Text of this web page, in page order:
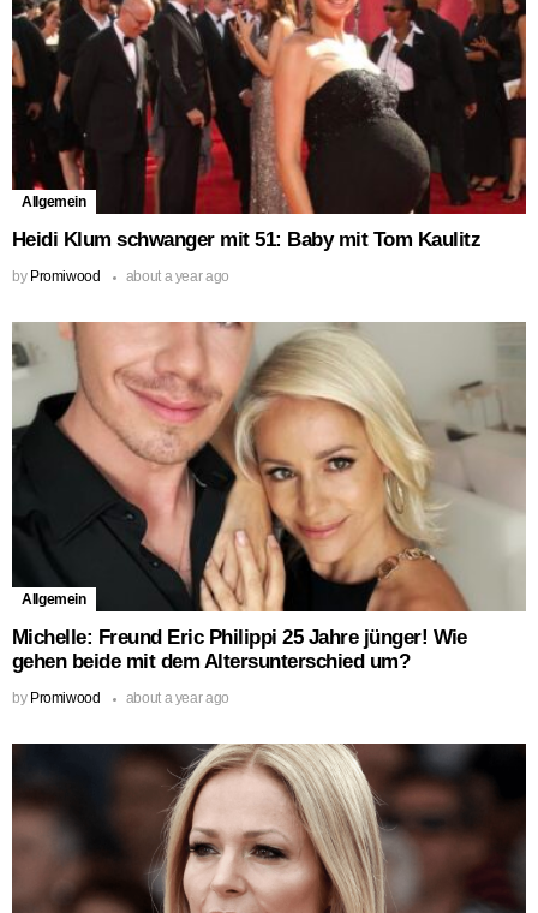
Allgemein
Heidi Klum schwanger mit 51: Baby mit Tom Kaulitz
by Promiwood about a year ago
Allgemein
Michelle: Freund Eric Philippi 25 Jahre jünger! Wie
gehen beide mit dem Altersunterschied um?
by Promiwood about a year ago